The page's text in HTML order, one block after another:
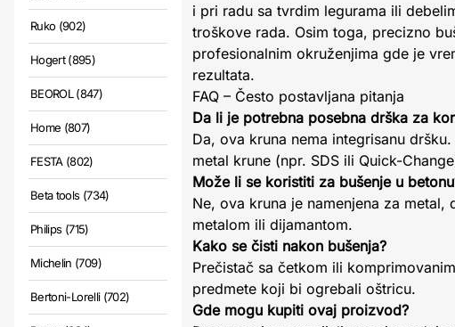
Ruko (902)
Hogert (895)
BEOROL (847)
Home (807)
FESTA (802)
Beta tools (734)
Philips (715)
Michelin (709)
Bertoni-Lorelli (702)
i pri radu sa tvrdim legurama ili
troškove rada. Osim toga, precizno
profesionalnim okruženjima gde je
rezultata.
FAQ – Često postavljana pitanja
Da li je potrebna posebna drška za
Da, ova kruna nema integrisanu
metal krune (npr. SDS ili Quick-
Može li se koristiti za bušenje u
Ne, ova kruna je namenjena za
metalom ili dijamantom.
Kako se čisti nakon bušenja?
Prečistač sa četkom ili
predmete koji bi ogrebali oštricu.
Gde mogu kupiti ovaj proizvod?